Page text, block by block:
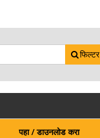
फिल्टर
पहा / डाउनलोड करा